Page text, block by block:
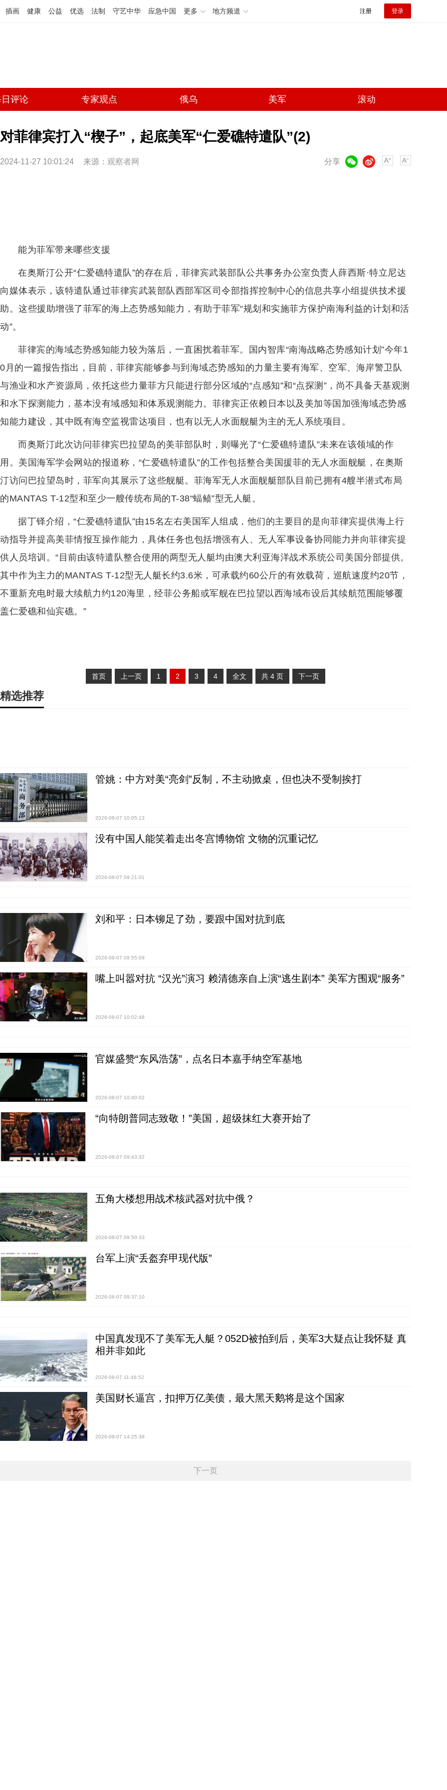
插画 健康 公益 优选 法制 守艺中华 应急中国 更多 地方频道 注册 登录
评论 专家观点 俄乌 美军 滚动
对菲律宾打入“楔子”，起底美军“仁爱礁特遣队”(2)
2024-11-27 10:01:24 来源： 观察者网 分享
微博
能为菲军带来哪些支援
在奥斯汀公开“仁爱礁特遣队”的存在后，菲律宾武装部队公共事务办公室负责人薛西斯·特立尼达
向媒体表示，该特遣队通过菲律宾武装部队西部军区司令部指挥控制中心的信息共享小组提供技术援
助。这些援助增强了菲军的海上态势感知能力，有助于菲军“规划和实施菲方保护南海利益的计划和活
动”。
菲律宾的海域态势感知能力较为落后，一直困扰着菲军。国内智库“南海战略态势感知计划”今年1
0月的一篇报告指出，目前，菲律宾能够参与到海域态势感知的力量主要有海军、空军、海岸警卫队
与渔业和水产资源局，依托这些力量菲方只能进行部分区域的“点感知”和“点探测”，尚不具备天基观测
和水下探测能力，基本没有域感知和体系观测能力。菲律宾正依赖日本以及美加等国加强海域态势感
知能力建设，其中既有海空监视雷达项目，也有以无人水面舰艇为主的无人系统项目。
而奥斯汀此次访问菲律宾巴拉望岛的美菲部队时，则曝光了“仁爱礁特遣队”未来在该领域的作
用。美国海军学会网站的报道称，“仁爱礁特遣队”的工作包括整合美国援菲的无人水面舰艇，在奥斯
汀访问巴拉望岛时，菲军向其展示了这些舰艇。菲海军无人水面舰艇部队目前已拥有4艘半潜式布局
的MANTAS T-12型和至少一艘传统布局的T-38“蝠鲼”型无人艇。
据丁铎介绍，“仁爱礁特遣队”由15名左右美国军人组成，他们的主要目的是向菲律宾提供海上行
动指导并提高美菲情报互操作能力，具体任务也包括增强有人、无人军事设备协同能力并向菲律宾提
供人员培训。“目前由该特遣队整合使用的两型无人艇均由澳大利亚海洋战术系统公司美国分部提供。
其中作为主力的MANTAS T-12型无人艇长约3.6米，可承载约60公斤的有效载荷，巡航速度约20节，
不重新充电时最大续航力约120海里，经菲公务船或军舰在巴拉望以西海域布设后其续航范围能够覆
盖仁爱礁和仙宾礁。”
首页 上一页 1 2 3 4 全文 共 4 页 下一页
精选推荐
管姚：中方对美“亮剑”反制，不主动掀桌，但也决不受制挨打
2026-08-07 10:05:13
没有中国人能笑着走出冬宫博物馆 文物的沉重记忆
2026-08-07 09:21:01
刘和平：日本铆足了劲，要跟中国对抗到底
2026-08-07 09:55:09
嘴上叫嚣对抗 “汉光”演习 赖清德亲自上演“逃生剧本” 美军方围观“服务”
2026-08-07 10:02:48
官媒盛赞“东风浩荡”，点名日本嘉手纳空军基地
2026-08-07 10:40:02
“向特朗普同志致敬！”美国，超级抹红大赛开始了
2026-08-07 09:43:32
五角大楼想用战术核武器对抗中俄？
2026-08-07 09:50:33
台军上演“丢盔弃甲现代版”
2026-08-07 09:37:10
中国真发现不了美军无人艇？052D被拍到后，美军3大疑点让我怀疑 真
相并非如此
2026-08-07 11:46:52
美国财长逼宫，扣押万亿美债，最大黑天鹅将是这个国家
2026-08-07 14:25:38
下一页